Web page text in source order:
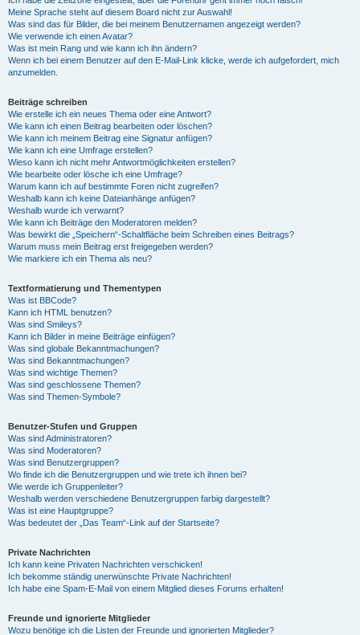
Meine Sprache steht auf diesem Board nicht zur Auswahl!
Was sind das für Bilder, die bei meinem Benutzernamen angezeigt werden?
Wie verwende ich einen Avatar?
Was ist mein Rang und wie kann ich ihn ändern?
Wenn ich bei einem Benutzer auf den E-Mail-Link klicke, werde ich aufgefordert, mich
anzumelden.
Beiträge schreiben
Wie erstelle ich ein neues Thema oder eine Antwort?
Wie kann ich einen Beitrag bearbeiten oder löschen?
Wie kann ich meinem Beitrag eine Signatur anfügen?
Wie kann ich eine Umfrage erstellen?
Wieso kann ich nicht mehr Antwortmöglichkeiten erstellen?
Wie bearbeite oder lösche ich eine Umfrage?
Warum kann ich auf bestimmte Foren nicht zugreifen?
Weshalb kann ich keine Dateianhänge anfügen?
Weshalb wurde ich verwarnt?
Wie kann ich Beiträge den Moderatoren melden?
Was bewirkt die „Speichern“-Schaltfläche beim Schreiben eines Beitrags?
Warum muss mein Beitrag erst freigegeben werden?
Wie markiere ich ein Thema als neu?
Textformatierung und Thementypen
Was ist BBCode?
Kann ich HTML benutzen?
Was sind Smileys?
Kann ich Bilder in meine Beiträge einfügen?
Was sind globale Bekanntmachungen?
Was sind Bekanntmachungen?
Was sind wichtige Themen?
Was sind geschlossene Themen?
Was sind Themen-Symbole?
Benutzer-Stufen und Gruppen
Was sind Administratoren?
Was sind Moderatoren?
Was sind Benutzergruppen?
Wo finde ich die Benutzergruppen und wie trete ich ihnen bei?
Wie werde ich Gruppenleiter?
Weshalb werden verschiedene Benutzergruppen farbig dargestellt?
Was ist eine Hauptgruppe?
Was bedeutet der „Das Team“-Link auf der Startseite?
Private Nachrichten
Ich kann keine Privaten Nachrichten verschicken!
Ich bekomme ständig unerwünschte Private Nachrichten!
Ich habe eine Spam-E-Mail von einem Mitglied dieses Forums erhalten!
Freunde und ignorierte Mitglieder
Wozu benötige ich die Listen der Freunde und ignorierten Mitglieder?